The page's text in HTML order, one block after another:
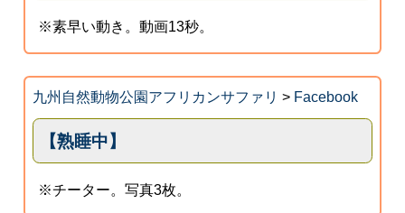
※素早い動き。動画13秒。
九州自然動物公園アフリカンサファリ > Facebook
【熟睡中】
※チーター。写真3枚。